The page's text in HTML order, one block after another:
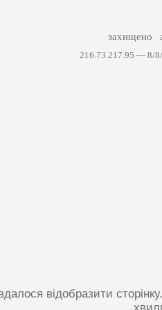
захищено
216.73.217.95 — 8/
відобразити